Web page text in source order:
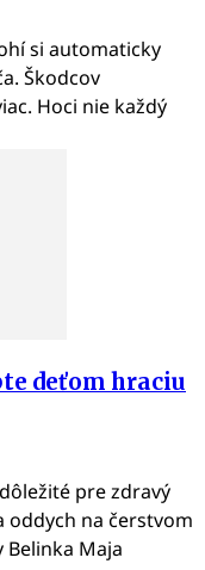
si automaticky
Škodcov
Hoci nie každý
deťom hraciu
pre zdravý
oddych na čerstvom
Maja